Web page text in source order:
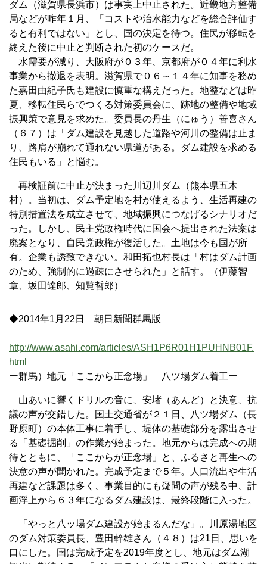
ダム（滋賀県長浜市）は事実上中止された。近畿地方整備
局などが昨年１月、「コストや治水能力などを総合評価す
ると有利ではない」とし、国の決定を待つ。住民が移転を
終えた後に中止と判断された初のケースだ。
水需要が減り、大阪府が０３年、京都府が０４年に利水
事業から撤退を表明。滋賀県で０６～１４年に知事を務め
た嘉田由紀子氏も建設に慎重な構えだった。地整などは昨
夏、移転住民らでつくる対策委員会に、跡地の整備や地域
振興策で意見を求めた。委員長の丹生（にゅう）善喜さん
（６７）は「ダム建設を見越した道路や河川の整備は止ま
り、路肩が崩れて通れない県道がある。ダム建設を求める
住民もいる」と悩む。
再検証前に中止が決まった川辺川ダム（熊本県五木
村）。当初は、ダム予定地を村が使えるよう、生活再建の
特別措置法を成立させて、地域振興につなげるシナリオだ
った。しかし、民主党政権時代に国会へ提出された法案は
廃案となり、自民党政権が復活した。土地は今も国が所
有。企業も誘致できない。和田拓也村長は「村はダム計画
のため、強制的に過疎にさせられた」と話す。（伊藤智
章、坂田達郎、知覧哲郎）
◆2014年1月22日 朝日新聞群馬版
http://www.asahi.com/articles/ASH1P6R01H1PUHNB01F.
html
ー群馬）地元「ここから正念場」 八ツ場ダム着工ー
山あいに響くドリルの音に、安堵（あんど）と決意、抗
議の声が交錯した。国土交通省が２１日、八ツ場ダム（長
野原町）の本体工事に着手し、堤体の基礎部分を露出させ
る「基礎掘削」の作業が始まった。地元からは完成への期
待とともに、「ここからが正念場」と、ふるさと再生への
決意の声が聞かれた。完成予定まで５年。人口流出や生活
再建など課題は多く、事業目的にも疑問の声が残る中、計
画浮上から６３年になるダム建設は、最終段階に入った。
「やっと八ッ場ダム建設が始まるんだな」。川原湯地区
のダム対策委員長、豊田幹雄さん（４８）は21日、思いを
口にした。国は完成予定を2019年度とし、地元はダム湖